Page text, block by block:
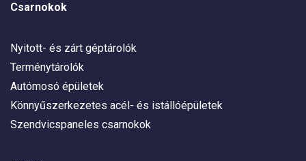
Csarnokok
Nyitott- és zárt géptárolók
Terménytárolók
Autómosó épületek
Könnyűszerkezetes acél- és istállóépületek
Szendvicspaneles csarnokok